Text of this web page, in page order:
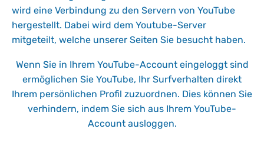
wird eine Verbindung zu den Servern von YouTube
hergestellt. Dabei wird dem Youtube-Server
mitgeteilt, welche unserer Seiten Sie besucht haben.
Wenn Sie in Ihrem YouTube-Account eingeloggt sind
ermöglichen Sie YouTube, Ihr Surfverhalten direkt
Ihrem persönlichen Profil zuzuordnen. Dies können Sie
verhindern, indem Sie sich aus Ihrem YouTube-
Account ausloggen.